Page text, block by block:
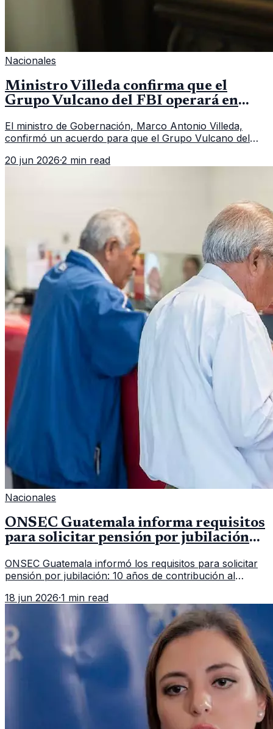
Nacionales
Ministro Villeda confirma que el
Grupo Vulcano del FBI operará en
El ministro de Gobernación, Marco Antonio Villeda,
confirmó un acuerdo para que el Grupo Vulcano del
fallido con la administración anterior del Ministerio
20 jun 2026·2 min read
Nacionales
ONSEC Guatemala informa requisitos
para solicitar pensión por jubilación
ONSEC Guatemala informó los requisitos para solicitar
pensión por jubilación: 10 años de contribución al
importar edad.
18 jun 2026·1 min read